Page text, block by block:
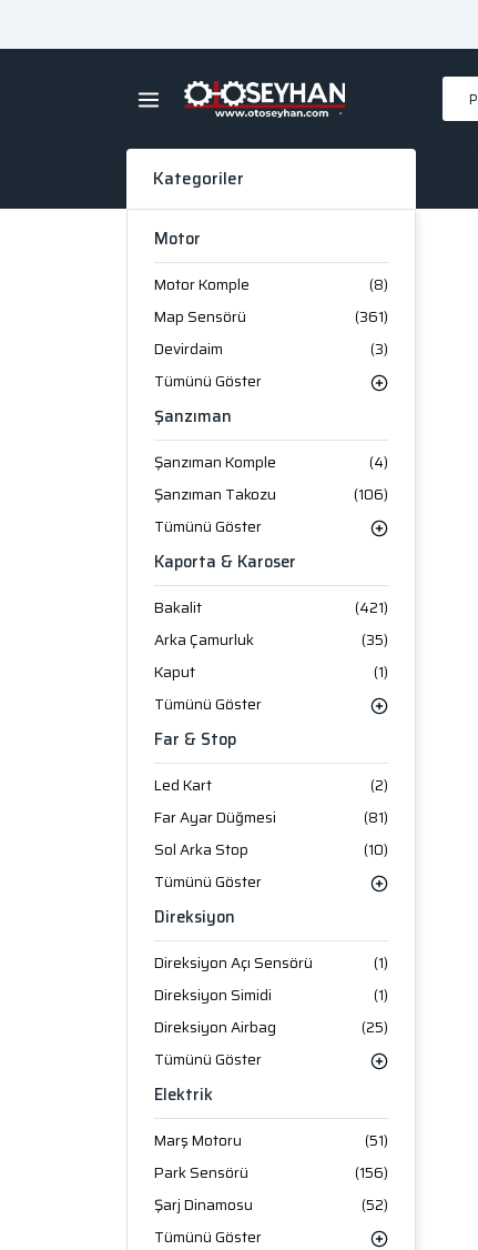
Kategoriler
Motor
Motor Komple
(8)
Map Sensörü
(361)
Devirdaim
(3)
Tümünü Göster
Şanzıman
Şanzıman Komple
(4)
Şanzıman Takozu
(106)
Tümünü Göster
Kaporta & Karoser
Bakalit
(421)
Arka Çamurluk
(35)
Kaput
(1)
Tümünü Göster
Far & Stop
Led Kart
(2)
Far Ayar Düğmesi
(81)
Sol Arka Stop
(10)
Tümünü Göster
Direksiyon
Direksiyon Açı Sensörü
(1)
Direksiyon Simidi
(1)
Direksiyon Airbag
(25)
Tümünü Göster
Elektrik
Marş Motoru
(51)
Park Sensörü
(156)
Şarj Dinamosu
(52)
Tümünü Göster